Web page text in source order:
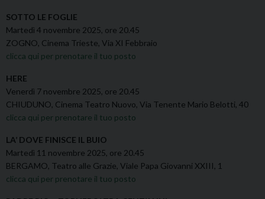
SOTTO LE FOGLIE
Martedì 4 novembre 2025, ore 20.45
ZOGNO, Cinema Trieste, Via XI Febbraio
clicca qui per prenotare il tuo posto
HERE
Venerdì 7 novembre 2025, ore 20.45
CHIUDUNO, Cinema Teatro Nuovo, Via Tenente Mario Belotti, 40
clicca qui per prenotare il tuo posto
LA’ DOVE FINISCE IL BUIO
Martedì 11 novembre 2025, ore 20.45
BERGAMO, Teatro alle Grazie, Viale Papa Giovanni XXIII, 1
clicca qui per prenotare il tuo posto